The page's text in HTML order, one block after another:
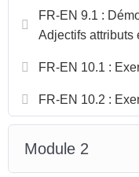
FR-EN 9.1 :
Adjectifs attributs
FR-EN 10.1 :
FR-EN 10.2 :
Module 2